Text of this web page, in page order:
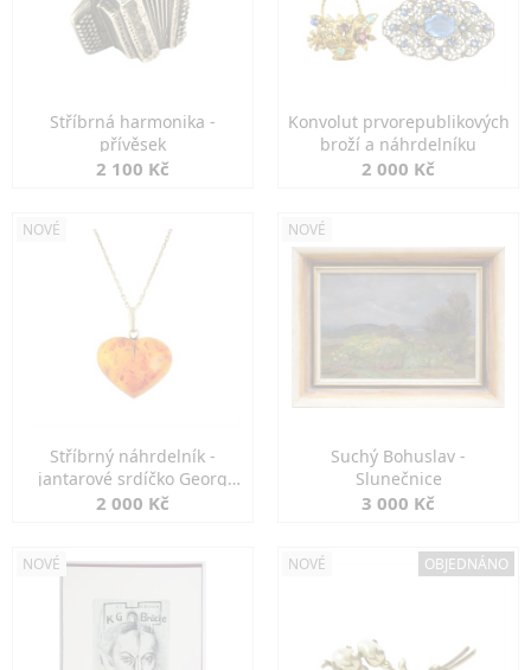
Stříbrná harmonika -
přívěsek
2 100 Kč
Konvolut prvorepublikových
broží a náhrdelníku
2 000 Kč
NOVÉ
Stříbrný náhrdelník -
jantarové srdíčko Georg
Kramer
2 000 Kč
NOVÉ
Suchý Bohuslav -
Slunečnice
3 000 Kč
NOVÉ NOVÉ OBJEDNÁNO